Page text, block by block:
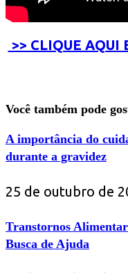
>> CLIQUE AQUI
Você também pode
A importância do
durante a gravidez
25 de outubro de
Transtornos
Busca de Ajuda